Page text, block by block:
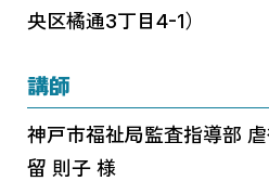
央区橘通3丁目4-1）
講師
神戸市福祉局監査指導部
留 則子 様